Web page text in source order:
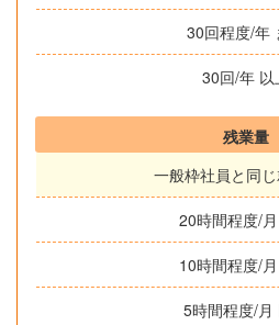
30回程度/年
30回/年 以
残業量
一般枠社員と同
20時間程度/
10時間程度/
5時間程度/月